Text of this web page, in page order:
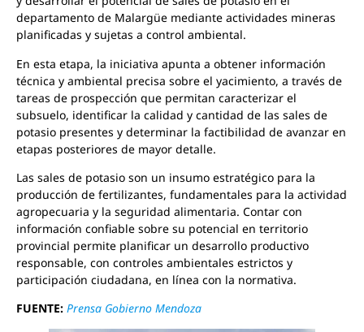
departamento de Malargüe mediante actividades mineras
planificadas y sujetas a control ambiental.
En esta etapa, la iniciativa apunta a obtener información
técnica y ambiental precisa sobre el yacimiento, a través de
tareas de prospección que permitan caracterizar el
subsuelo, identificar la calidad y cantidad de las sales de
potasio presentes y determinar la factibilidad de avanzar en
etapas posteriores de mayor detalle.
Las sales de potasio son un insumo estratégico para la
producción de fertilizantes, fundamentales para la actividad
agropecuaria y la seguridad alimentaria. Contar con
información confiable sobre su potencial en territorio
provincial permite planificar un desarrollo productivo
responsable, con controles ambientales estrictos y
participación ciudadana, en línea con la normativa.
FUENTE: Prensa Gobierno Mendoza